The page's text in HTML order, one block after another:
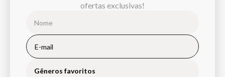
ofertas exclusivas!
Gêneros favoritos